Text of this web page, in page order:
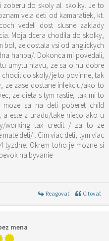
zoberu do skoly al. skolky. Je to
vela deti od kamaratiek, kt.
vedeli dost slusne zaklady
Moja dcera chodila do skolky,
bol, ze dostala vsi od anglickych
hanba/. Dokonca mi povedali,
umytu hlavu, ze sa o nu dobre
chodit do skoly/je to povinne, tak
ze zase dostane infekciu/ako to
ze dieta s tym rastie, tak mi to
moze sa na deti poberet child
a este z uradu/take nieco ako u
working tax credit / za to ze
deti/ . Cim viac deti, tym viac
tyzdne. Okrem toho je mozne si
na byvanie
Reagovať Citovať
mena